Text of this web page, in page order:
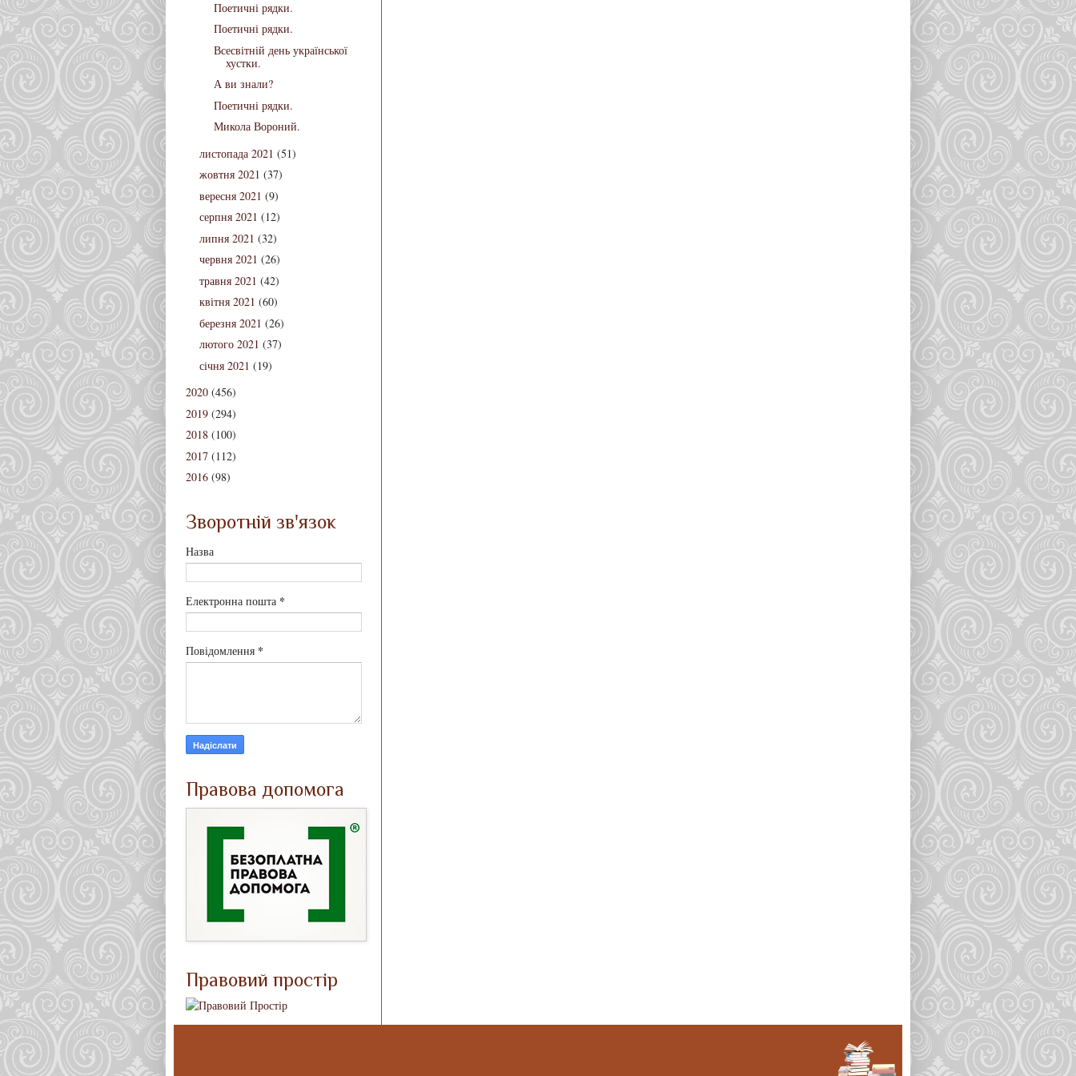
Поетичні рядки.
Поетичні рядки.
Всесвітній день української
хустки.
А ви знали?
Поетичні рядки.
Микола Вороний.
листопада 2021 (51)
жовтня 2021 (37)
вересня 2021 (9)
серпня 2021 (12)
липня 2021 (32)
червня 2021 (26)
травня 2021 (42)
квітня 2021 (60)
березня 2021 (26)
лютого 2021 (37)
січня 2021 (19)
2020 (456)
2019 (294)
2018 (100)
2017 (112)
2016 (98)
Зворотній зв'язок
Назва
Електронна пошта *
Повідомлення *
Правова допомога
Правовий простір